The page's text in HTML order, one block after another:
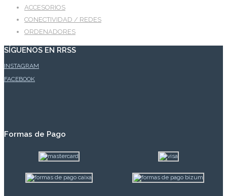
ACCESORIOS
CONECTIVIDAD / REDES
ORDENADORES
SÍGUENOS EN RRSS
INSTAGRAM
FACEBOOK
Formas de Pago